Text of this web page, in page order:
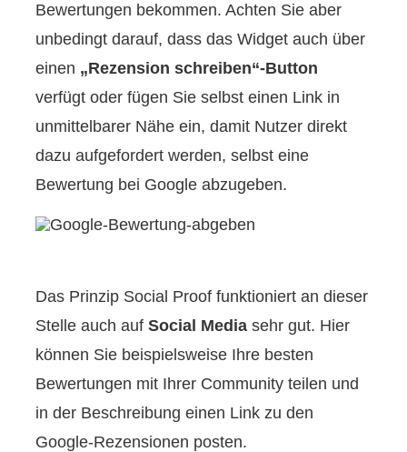
Bewertungen bekommen. Achten Sie aber
unbedingt darauf, dass das Widget auch über
einen „Rezension schreiben“-Button
verfügt oder fügen Sie selbst einen Link in
unmittelbarer Nähe ein, damit Nutzer direkt
dazu aufgefordert werden, selbst eine
Bewertung bei Google abzugeben.
Das Prinzip Social Proof funktioniert an dieser
Stelle auch aufSocial Media sehr gut. Hier
können Sie beispielsweise Ihre besten
Bewertungen mit Ihrer Community teilen und
in der Beschreibung einen Link zu den
Google-Rezensionen posten.